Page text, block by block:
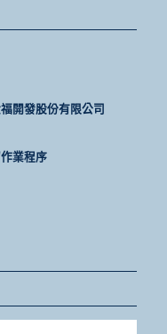
開發股份有限公司
業程序